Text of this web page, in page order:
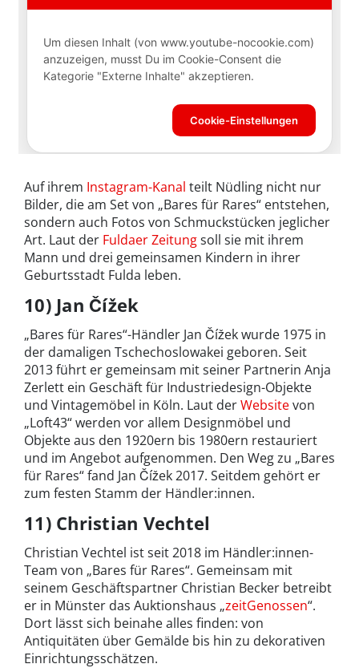
Auf ihrem Instagram-Kanal teilt Nüdling nicht nur
Bilder, die am Set von „Bares für Rares“ entstehen,
sondern auch Fotos von Schmuckstücken jeglicher
Art. Laut der Fuldaer Zeitungsoll sie mit ihrem
Mann und drei gemeinsamen Kindern in ihrer
Geburtsstadt Fulda leben.
10) Jan Čížek
„Bares für Rares“-Händler Jan Čížek wurde 1975 in
der damaligen Tschechoslowakei geboren. Seit
2013 führt er gemeinsam mit seiner Partnerin Anja
Zerlett ein Geschäft für Industriedesign-Objekte
und Vintagemöbel in Köln. Laut derWebsitevon
„Loft43“ werden vor allem Designmöbel und
Objekte aus den 1920ern bis 1980ern restauriert
und im Angebot aufgenommen. Den Weg zu „Bares
für Rares“ fand Jan Čížek 2017. Seitdem gehört er
zum festen Stamm der Händler:innen.
11) Christian Vechtel
Christian Vechtel ist seit 2018 im Händler:innen-
Team von „Bares für Rares“. Gemeinsam mit
seinem Geschäftspartner Christian Becker betreibt
er in Münster das Auktionshaus „zeitGenossen“.
Dort lässt sich beinahe alles finden: von
Antiquitäten über Gemälde bis hin zu dekorativen
Einrichtungsschätzen.